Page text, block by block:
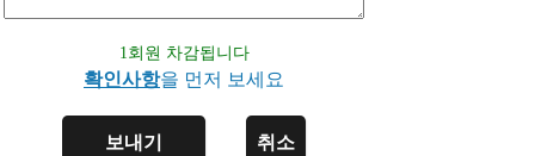
1회원 차감됩니다
확인사항을 먼저 보세요